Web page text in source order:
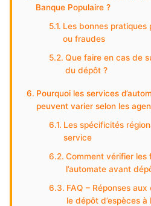
Banque Populaire ?
Les bonnes pratiques
ou fraudes
Que faire en cas de
du dépôt ?
Pourquoi les services
peuvent varier selon les
Les spécificités
service
Comment vérifier les
l’automate avant
FAQ – Réponses
le dépôt d’espèces à